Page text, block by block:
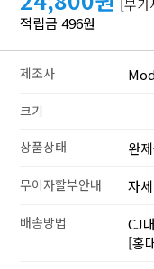
[부가
적립금 496원
제조사
크기
상품상태
완
무이자할부안내 자
배송방법
CJ
[홍